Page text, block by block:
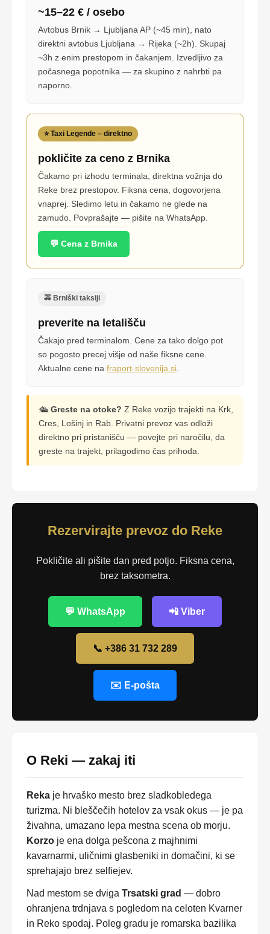
~15–22 € / osebo
Avtobus Brnik → Ljubljana AP (~45 min), nato
direktni avtobus Ljubljana → Rijeka (~2h). Skupaj
~3h z enim prestopom in čakanjem. Izvedljivo za
počasnega popotnika — za skupino z nahrbti pa
naporno.
⭐ Taxi Legende – direktno
pokličite za ceno z Brnika
Čakamo pri izhodu terminala, direktna vožnja do
Reke brez prestopov. Fiksna cena, dogovorjena
vnaprej. Sledimo letu in čakamo ne glede na
zamudo. Povprašajte — pišite na WhatsApp.
💬 Cena z Brnika
🚕 Brniški taksiji
preverite na letališču
Čakajo pred terminalom. Cene za tako dolgo pot
so pogosto precej višje od naše fiksne cene.
Aktualne cene na fraport-slovenija.si
🛳️ Greste na otoke? Z Reke vozijo trajekti na Krk,
Cres, Lošinj in Rab. Privatni prevoz vas odloži
direktno pri pristanišču — povejte pri naročilu, da
greste na trajekt, prilagodimo čas prihoda.
Rezervirajte prevoz do Reke
Pokličite ali pišite dan pred potjo. Fiksna cena,
brez taksometra.
💬 WhatsApp 📲 Viber
📞 +386 31 732 289
✉️ E-pošta
O Reki — zakaj iti
Reka je hrvaško mesto brez sladkobledega
turizma. Ni bleščečih hotelov za vsak okus — je pa
živahna, umazano lepa mestna scena ob morju.
Korzo je ena dolga pešcona z majhnimi
kavarnarmi, uličnimi glasbeniki in domačini, ki se
sprehajajo brez selfiejev.
Nad mestom se dviga Trsatski grad — dobro
ohranjena trdnjava s pogledom na celoten Kvarner
in Reko spodaj. Poleg gradu je romarska bazilika